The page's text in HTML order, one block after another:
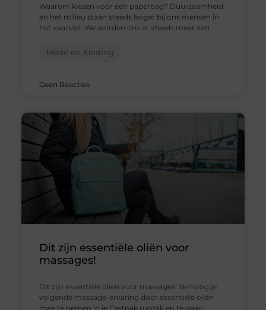
Waarom kiezen voor een paperbag? Duurzaamheid
en het milieu staan steeds hoger bij ons mensen in
het vaandel. We worden ons er steeds meer van
Mode en Kleding
Geen Reacties
Dit zijn essentiële oliën voor
massages!
Dit zijn essentiële oliën voor massages! Verhoog je
volgende massage-ervaring door essentiële oliën
mee te nemen in je Eastpak rugzak en te gaan